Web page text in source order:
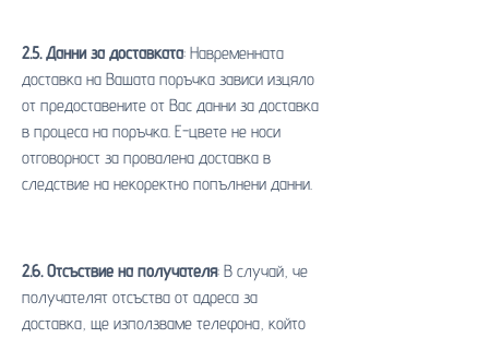
2.5. Данни за доставката: Навременната
доставка на Вашата поръчка зависи изцяло
от предоставените от Вас данни за доставка
в процеса на поръчка. Е-цвете не носи
отговорност за провалена доставка в
следствие на некоректно попълнени данни.
2.6. Отсъствие на получателя: В случай, че
получателят отсъства от адреса за
доставка, ще използваме телефона, който